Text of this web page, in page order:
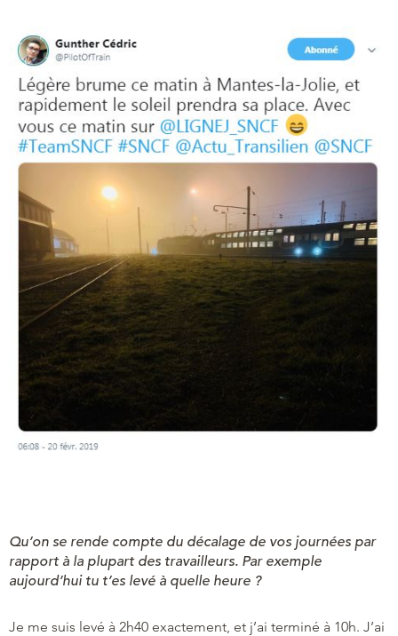
Qu’on se rende compte du décalage de vos journées par
rapport à la plupart des travailleurs. Par exemple
aujourd’hui tu t’es levé à quelle heure ?
Je me suis levé à 2h40 exactement, et j’ai terminé à 10h. J’ai